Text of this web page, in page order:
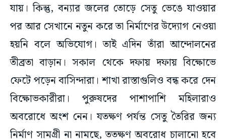
যায়। কিন্তু, বন্যার জলের তোড়ে সেতু ভেঙে যাওয়ার
পর আর সেখানে নতুন করে তা নির্মাণের উদ্যোগ নেওয়া
হয়নি বলে অভিযোগ। তাই এদিন তাঁরা আন্দোলনের
তীব্রতা বাড়ান। সকাল থেকে দফায় দফায় বিক্ষোভে
ফেটে পড়েন বাসিন্দারা। শাখা রাস্তাগুলিও বন্ধ করে দেন
বিক্ষোভকারীরা। পুরুষদের পাশাপাশি মহিলারাও
অবরোধে অংশ নেন। যতক্ষণ পর্যন্ত সেতু তৈরির জন্য
নির্মাণ সামগ্রী না নামছে, ততক্ষণ অবরোধ চালানো হবে